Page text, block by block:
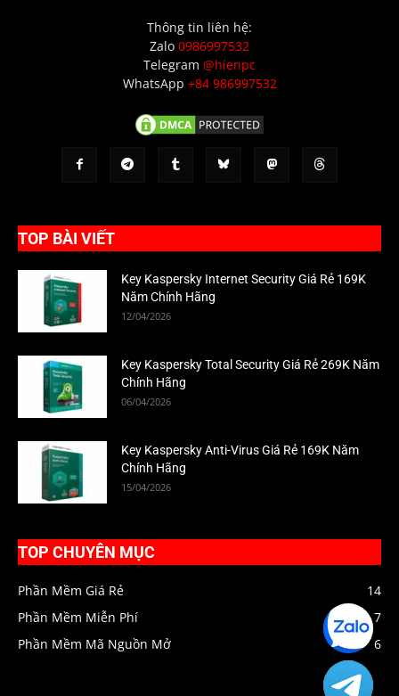
Thông tin liên hệ:
Zalo 0986997532
Telegram @hienpc
WhatsApp +84 986997532
TOP BÀI VIẾT
Key Kaspersky Internet Security Giá Rẻ 169K
Năm Chính Hãng
12/04/2026
Key Kaspersky Total Security Giá Rẻ 269K Năm
Chính Hãng
06/04/2026
Key Kaspersky Anti-Virus Giá Rẻ 169K Năm
Chính Hãng
15/04/2026
TOP CHUYÊN MỤC
Phần Mềm Giá Rẻ
14
Phần Mềm Miễn Phí
7
Phần Mềm Mã Nguồn Mở
6
Zalo
HIENPC